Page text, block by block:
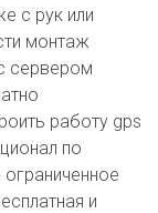
с рук или
монтаж
сервером
работу gps
по
и